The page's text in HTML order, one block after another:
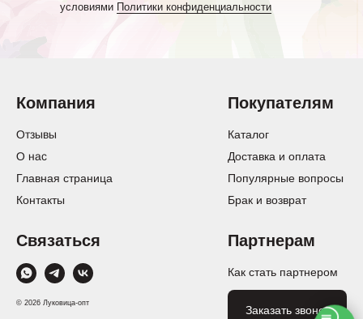
условиями Политики конфиденциальности
Компания Покупателям
Партнерам
О нас
Главная страница
Контакты
Каталог
Доставка и оплата
Популярные вопросы
Брак и возврат
Как стать партнером
Заказать звонок
© 2026 Луковица-опт
Отзывы
Связаться